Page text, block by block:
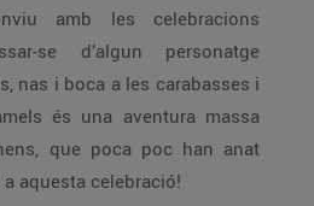
amb les celebracions
se d’algun personatge
nas i boca a les carabasses i
és una aventura massa
que poca poc han anat
aquesta celebració!